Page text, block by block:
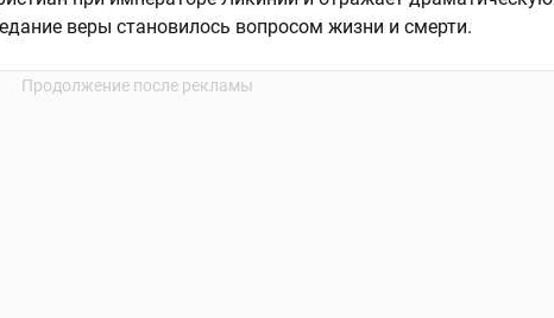
веры становилось вопросом жизни и смерти.